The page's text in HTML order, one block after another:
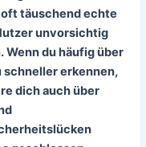
täuschend echte
unvorsichtig
Wenn du häufig über
schneller erkennen,
dich auch über